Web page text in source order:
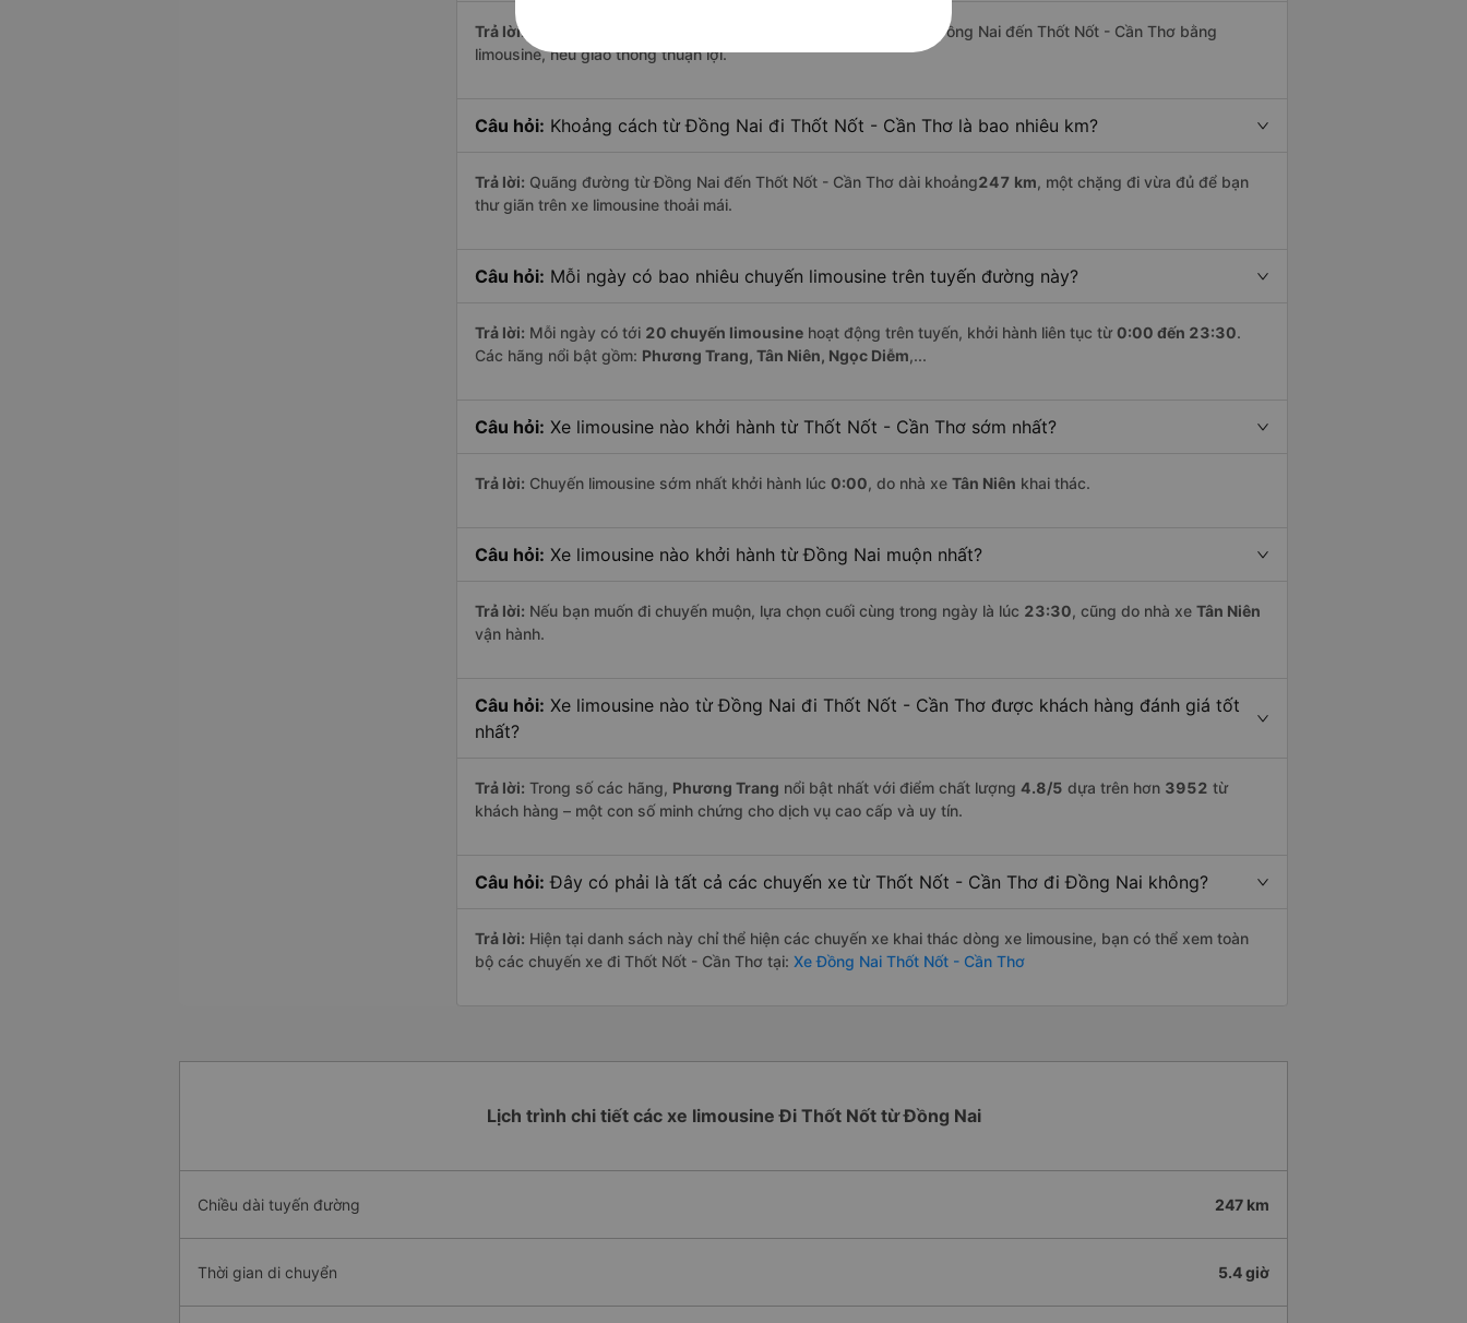
Trả lời:
để di chuyển từ Đồng Nai đến Thốt Nốt - Cần Thơ bằng
limousine, nếu giao thông thuận lợi.
Câu hỏi: Khoảng cách từ Đồng Nai đi Thốt Nốt - Cần Thơ là bao nhiêu km?
Trả lời: Quãng đường từ Đồng Nai đến Thốt Nốt - Cần Thơ dài khoảng247 km, một chặng đi vừa đủ để bạn
thư giãn trên xe limousine thoải mái.
Câu hỏi: Mỗi ngày có bao nhiêu chuyến limousine trên tuyến đường này?
Trả lời: Mỗi ngày có tới 20 chuyến limousine hoạt động trên tuyến, khởi hành liên tục từ0:00 đến 23:30.
Các hãng nổi bật gồm: Phương Trang, Tân Niên, Ngọc Diễm,...
Câu hỏi: Xe limousine nào khởi hành từ Thốt Nốt - Cần Thơ sớm nhất?
Trả lời: Chuyến limousine sớm nhất khởi hành lúc 0:00, do nhà xe Tân Niên khai thác.
Câu hỏi: Xe limousine nào khởi hành từ Đồng Nai muộn nhất?
Trả lời: Nếu bạn muốn đi chuyến muộn, lựa chọn cuối cùng trong ngày là lúc 23:30, cũng do nhà xe Tân Niên
vận hành.
Câu hỏi: Xe limousine nào từ Đồng Nai đi Thốt Nốt - Cần Thơ được khách hàng đánh giá tốt
nhất?
Trả lời: Trong số các hãng, Phương Trang nổi bật nhất với điểm chất lượng 4.8/5 dựa trên hơn 3952 từ
khách hàng – một con số minh chứng cho dịch vụ cao cấp và uy tín.
Câu hỏi: Đây có phải là tất cả các chuyến xe từ Thốt Nốt - Cần Thơ đi Đồng Nai không?
Trả lời: Hiện tại danh sách này chỉ thể hiện các chuyến xe khai thác dòng xe limousine, bạn có thể xem toàn
bộ các chuyến xe đi Thốt Nốt - Cần Thơ tại: Xe Đồng Nai Thốt Nốt - Cần Thơ
Lịch trình chi tiết các xe limousine Đi Thốt Nốt từ Đồng Nai
Chiều dài tuyến đường 247 km
Thời gian di chuyển 5.4 giờ